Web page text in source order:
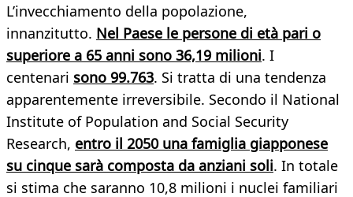
L’invecchiamento della popolazione,
innanzitutto. Nel Paese le persone di età pari o
superiore a 65 anni sono 36,19 milioni. I
centenari sono 99.763. Si tratta di una tendenza
apparentemente irreversibile. Secondo il National
Institute of Population and Social Security
Research, entro il 2050 una famiglia giapponese
su cinque sarà composta da anziani soli. In totale
si stima che saranno 10,8 milioni i nuclei familiari